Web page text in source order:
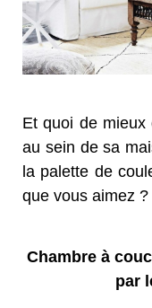
Et quoi de mieux
au sein de sa
la palette de
que vous aimez ?
Chambre à
par